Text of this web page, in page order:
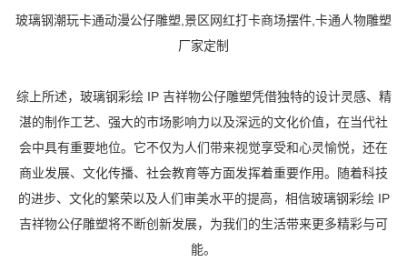
玻璃钢潮玩卡通动漫公仔雕塑,景区网红打卡商场摆件,卡通人物雕塑
厂家定制
综上所述，玻璃钢彩绘 IP 吉祥物公仔雕塑凭借独特的设计灵感、精
湛的制作工艺、强大的市场影响力以及深远的文化价值，在当代社
会中具有重要地位。它不仅为人们带来视觉享受和心灵愉悦，还在
商业发展、文化传播、社会教育等方面发挥着重要作用。随着科技
的进步、文化的繁荣以及人们审美水平的提高，相信玻璃钢彩绘 IP
吉祥物公仔雕塑将不断创新发展，为我们的生活带来更多精彩与可
能。